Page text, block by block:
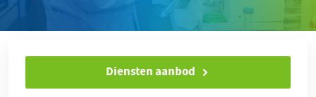
Diensten aanbod